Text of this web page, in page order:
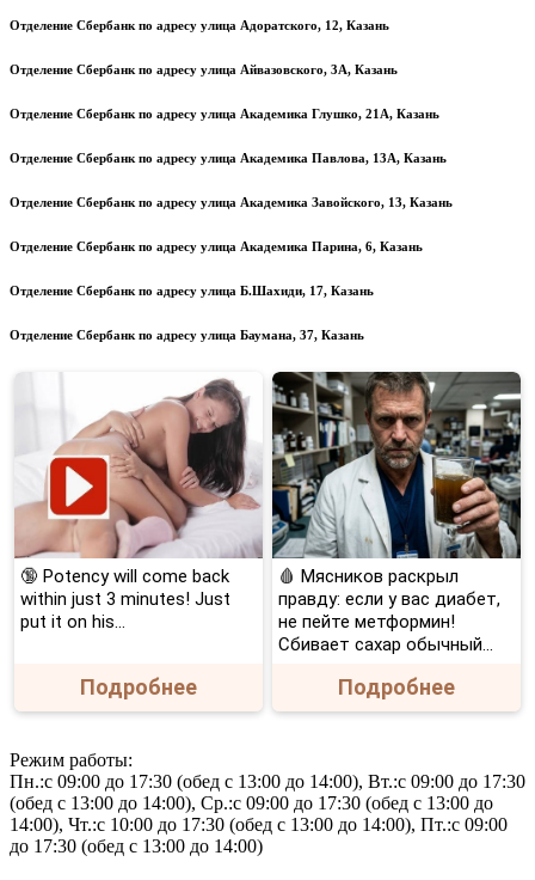
Отделение Сбербанк по адресу улица Адоратского, 12, Казань
Отделение Сбербанк по адресу улица Айвазовского, 3А, Казань
Отделение Сбербанк по адресу улица Академика Глушко, 21А, Казань
Отделение Сбербанк по адресу улица Академика Павлова, 13А, Казань
Отделение Сбербанк по адресу улица Академика Завойского, 13, Казань
Отделение Сбербанк по адресу улица Академика Парина, 6, Казань
Отделение Сбербанк по адресу улица Б.Шахиди, 17, Казань
Отделение Сбербанк по адресу улица Баумана, 37, Казань
🔞 Potency will come back
within just 3 minutes! Just
put it on his…
Подробнее
🩸 Мясников раскрыл
правду: если у вас диабет,
не пейте метформин!
Сбивает сахар обычный...
Подробнее
Режим работы:
Пн.:с 09:00 до 17:30 (обед с 13:00 до 14:00), Вт.:с 09:00 до 17:30
(обед с 13:00 до 14:00), Ср.:с 09:00 до 17:30 (обед с 13:00 до
14:00), Чт.:с 10:00 до 17:30 (обед с 13:00 до 14:00), Пт.:с 09:00
до 17:30 (обед с 13:00 до 14:00)